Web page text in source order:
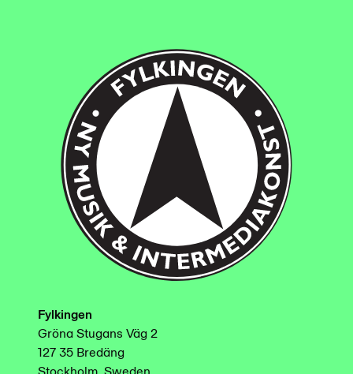
Fylkingen
Gröna Stugans Väg 2
127 35 Bredäng